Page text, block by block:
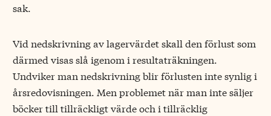
sak.
Vid nedskrivning av lagervärdet skall den förlust som
därmed visas slå igenom i resultaträkningen.
Undviker man nedskrivning blir förlusten inte synlig i
årsredovisningen. Men problemet när man inte säljer
böcker till tillräckligt värde och i tillräcklig